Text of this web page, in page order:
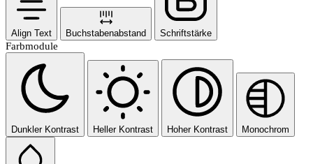
Align Text Buchstabenabstand Schriftstärke
Farbmodule
Dunkler Kontrast Heller Kontrast Hoher Kontrast Monochrom